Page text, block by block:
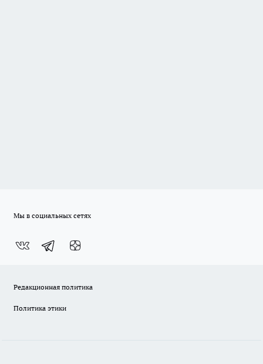
Мы в социальных сетях
Редакционная политика
Политика этики